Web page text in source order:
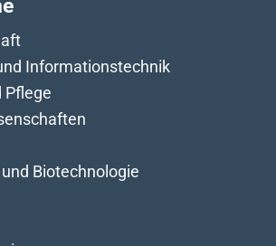
Informationstechnik
Pflege
Biotechnologie